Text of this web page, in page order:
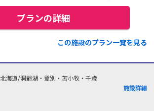
プランの詳細
この施設のプラン一覧を見る
北海道/洞爺湖・登別・苫小牧・千歳
施設詳細